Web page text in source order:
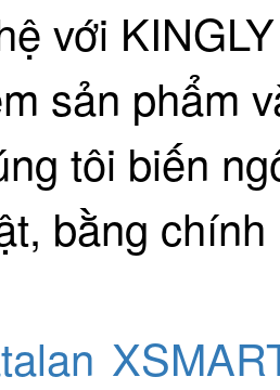
với
sản phẩm
tôi biến
bằng